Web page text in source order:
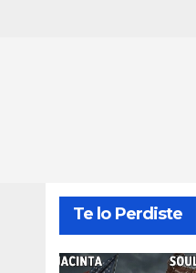
Te lo Perdiste